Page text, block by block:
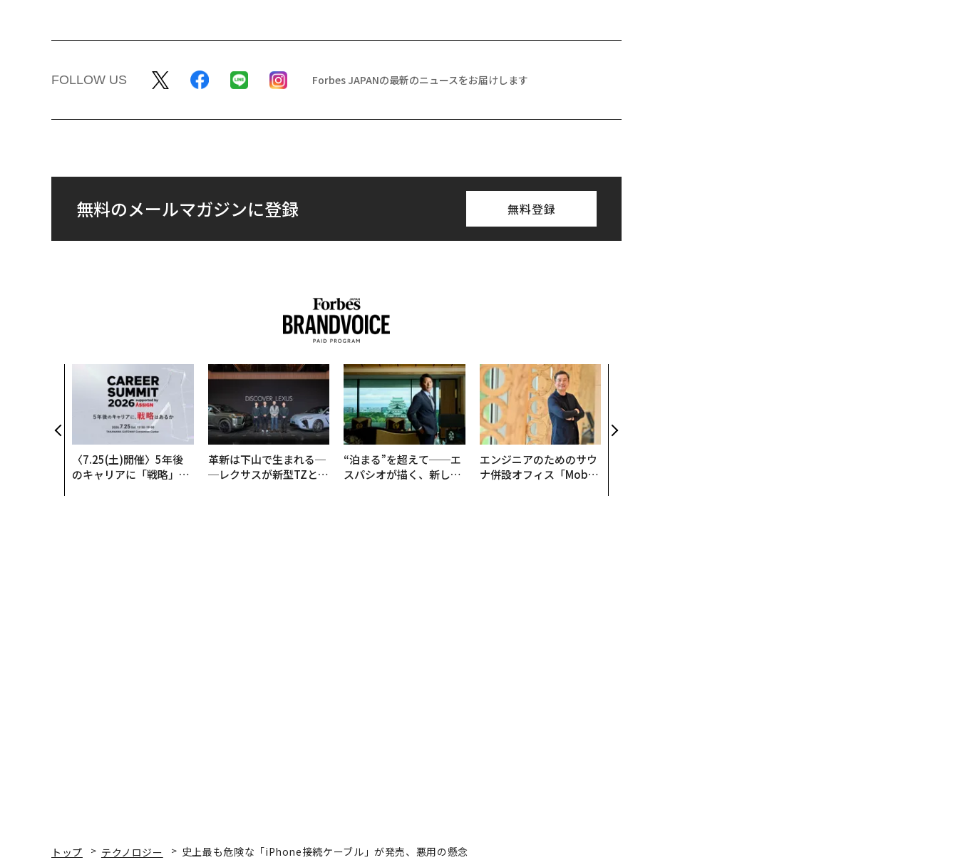
FOLLOW US Forbes JAPANの最新のニュースをお届けします
無料のメールマガジンに登録 無料登録
〈7.25(土)開催〉5年後
のキャリアに「戦略」は
革新は下山で生まれる─
─レクサスが新型TZとE
“泊まる”を超えて──エ
スパシオが描く、新しい
エンジニアのためのサウ
ナ併設オフィス「Mobiu